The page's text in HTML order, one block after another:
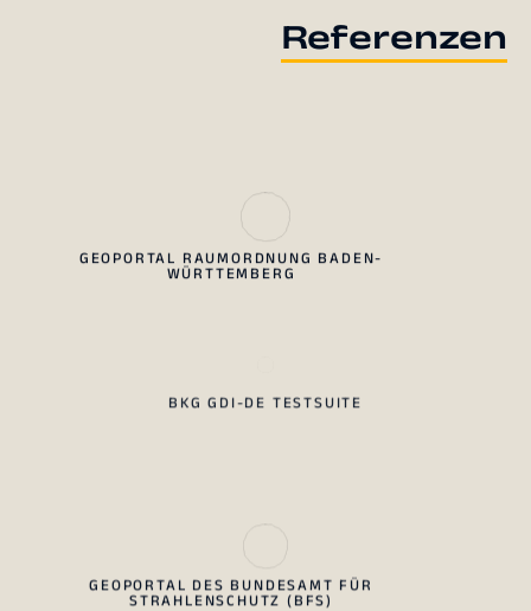
Referenzen
GEOPORTAL RAUMORDNUNG BADEN-
WÜRTTEMBERG
BKG GDI-DE TESTSUITE
GEOPORTAL DES BUNDESAMT FÜR
STRAHLENSCHUTZ (BFS)